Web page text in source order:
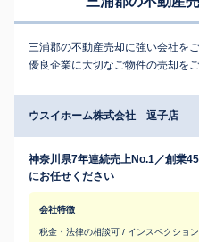
三浦郡の不動産売却に強い会社を
優良企業に大切なご物件の売却を
ウスイホーム株式会社 逗子店
神奈川県7年連続売上No.1／創業
にお任せください
会社特徴
税金・法律の相談可 / インスペクショ